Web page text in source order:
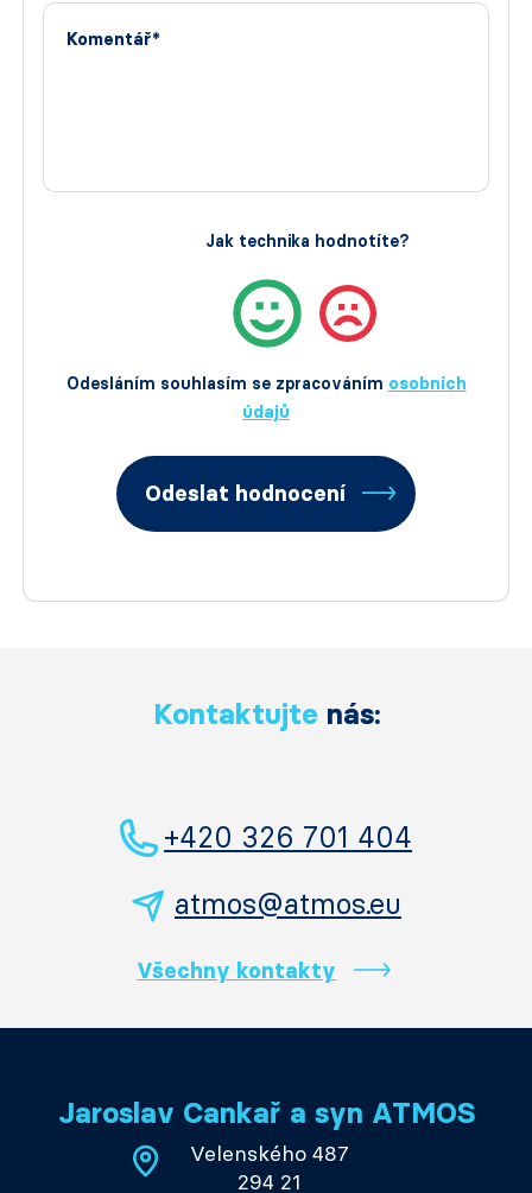
Komentář*
Odesláním souhlasím se zpracováním osobních
údajů
Jak technika hodnotíte?
Odeslat hodnocení
Kontaktujte nás:
+420 326 701 404
atmos@atmos.eu
Všechny kontakty
Jaroslav Cankař a syn ATMOS
Velenského 487
294 21